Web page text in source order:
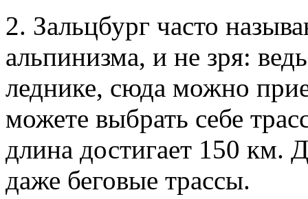
2. Зальцбург часто
альпинизма, и не зря:
леднике, сюда можно
можете выбрать себе
длина достигает 150 км.
даже беговые трассы.